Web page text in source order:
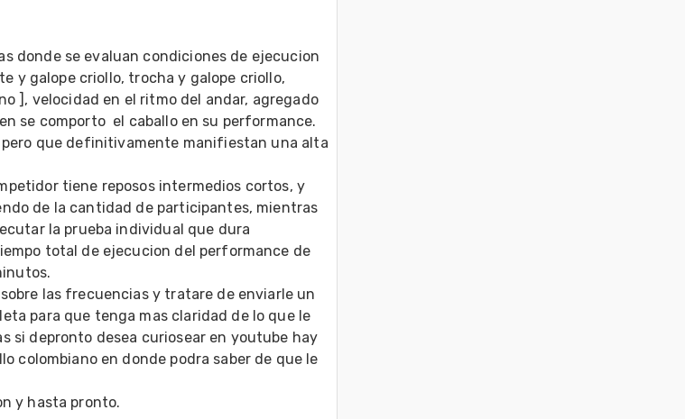
donde se evaluan condiciones de ejecucion
y galope criollo, trocha y galope criollo,
], velocidad en el ritmo del andar, agregado
se comporto  el caballo en su performance.
que definitivamente manifiestan una alta
tiene reposos intermedios cortos, y
de la cantidad de participantes, mientras
la prueba individual que dura
total de ejecucion del performance de
las frecuencias y tratare de enviarle un
para que tenga mas claridad de lo que le
si depronto desea curiosear en youtube hay
colombiano en donde podra saber de que le
y hasta pronto.